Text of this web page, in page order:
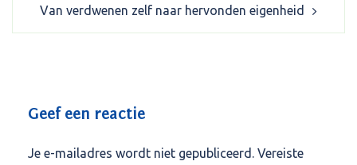
Van verdwenen zelf naar hervonden eigenheid
Geef een reactie
Je e-mailadres wordt niet gepubliceerd. Vereiste